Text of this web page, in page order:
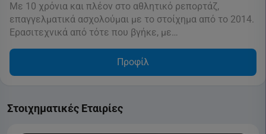
Με 10 χρόνια και πλέον στο αθλητικό ρεπορτάζ,
επαγγελματικά ασχολούμαι με το στοίχημα από το 2014.
Ερασιτεχνικά από τότε που βγήκε, με…
Προφίλ
Στοιχηματικές Εταιρίες